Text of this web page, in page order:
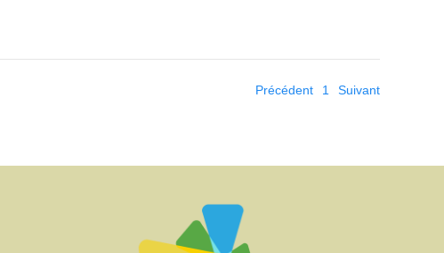
Précédent 1 Suivant